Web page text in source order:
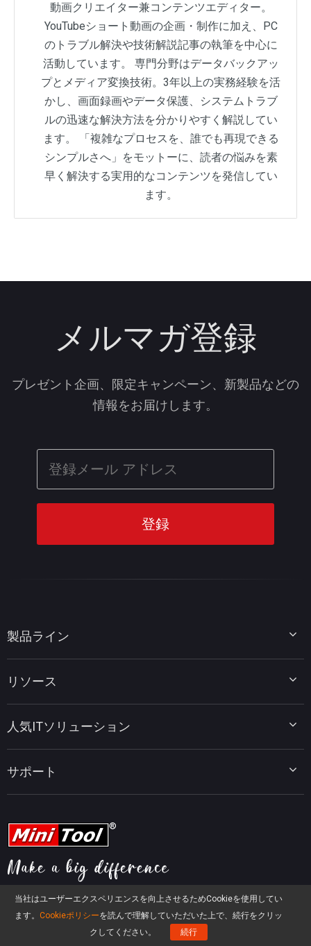
動画クリエイター兼コンテンツエディター。
YouTubeショート動画の企画・制作に加え、PC
のトラブル解決や技術解説記事の執筆を中心に
活動しています。 専門分野はデータバックアッ
プとメディア変換技術。3年以上の実務経験を活
かし、画面録画やデータ保護、システムトラブ
ルの迅速な解決方法を分かりやすく解説してい
ます。 「複雑なプロセスを、誰でも再現できる
シンプルさへ」をモットーに、読者の悩みを素
早く解決する実用的なコンテンツを発信してい
ます。
当社はユーザーエクスペリエンスを向上させるためCookieを使用してい
ます。 Cookieポリシーを読んで理解していただいた上で、続行をクリッ
クしてください。
続行
メルマガ登録
プレゼント企画、限定キャンペーン、新製品などの
情報をお届けします。
ソーシャルメディア
製品ライン
MiniTool Power Data Recovery
MiniTool PDF Editor
MiniTool MovieMaker
MiniTool uTube Downloader
リソース
データ復元ヒント
PDF編集ヒント
動画編集ヒント
ビデオ変換ヒント
画面録画ヒント
知識ベース
人気ITソリューション
MiniTool ニュースセンター
サポート
ヘルプ